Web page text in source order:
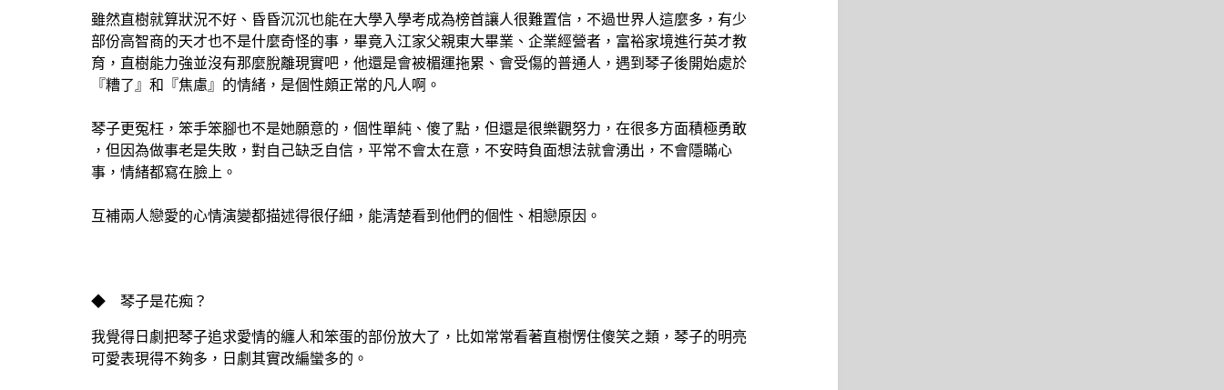
雖然直樹就算狀況不好、昏昏沉沉也能在大學入學考成為榜首讓人很難置信，不過世界人這麼多，有少
部份高智商的天才也不是什麼奇怪的事，畢竟入江家父親東大畢業、企業經營者，富裕家境進行英才教
育，直樹能力強並沒有那麼脫離現實吧，他還是會被楣運拖累、會受傷的普通人，遇到琴子後開始處於
『糟了』和『焦慮』的情緒，是個性頗正常的凡人啊。
琴子更冤枉，笨手笨腳也不是她願意的，個性單純、傻了點，但還是很樂觀努力，在很多方面積極勇敢
，但因為做事老是失敗，對自己缺乏自信，平常不會太在意，不安時負面想法就會湧出，不會隱瞞心
事，情緒都寫在臉上。
互補兩人戀愛的心情演變都描述得很仔細，能清楚看到他們的個性、相戀原因。
◆ 琴子是花痴？
我覺得日劇把琴子追求愛情的纏人和笨蛋的部份放大了，比如常常看著直樹愣住傻笑之類，琴子的明亮
可愛表現得不夠多，日劇其實改編蠻多的。